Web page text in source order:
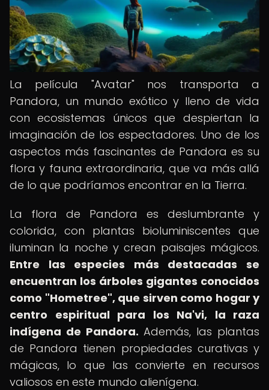
La película "Avatar" nos transporta a
Pandora, un mundo exótico y lleno de vida
con ecosistemas únicos que despiertan la
imaginación de los espectadores. Uno de los
aspectos más fascinantes de Pandora es su
flora y fauna extraordinaria, que va más allá
de lo que podríamos encontrar en la Tierra.
La flora de Pandora es deslumbrante y
colorida, con plantas bioluminiscentes que
iluminan la noche y crean paisajes mágicos.
Entre las especies más destacadas se
encuentran los árboles gigantes conocidos
como "Hometree", que sirven como hogar y
centro espiritual para los Na'vi, la raza
indígena de Pandora. Además, las plantas
de Pandora tienen propiedades curativas y
mágicas, lo que las convierte en recursos
valiosos en este mundo alienígena.